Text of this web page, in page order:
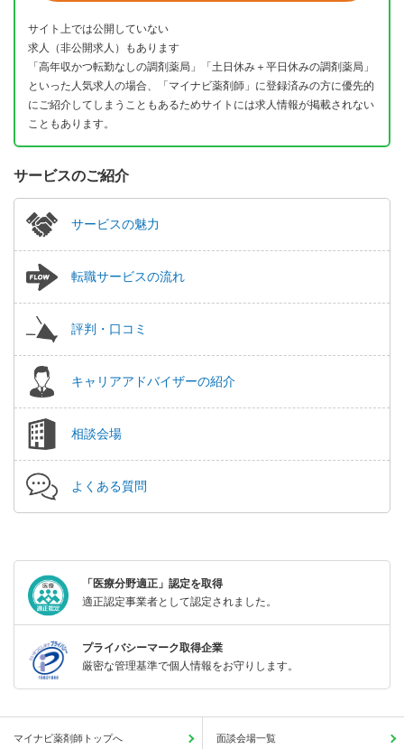
サイト上では公開していない
求人（非公開求人）もあります
「高年収かつ転勤なしの調剤薬局」「土日休み＋平日休みの調剤薬局」
といった人気求人の場合、「マイナビ薬剤師」に登録済みの方に優先的
にご紹介してしまうこともあるためサイトには求人情報が掲載されない
こともあります。
サービスのご紹介
サービスの魅力
転職サービスの流れ
評判・口コミ
キャリアアドバイザーの紹介
相談会場
よくある質問
「医療分野適正」認定を取得
適正認定事業者として認定されました。
プライバシーマーク取得企業
厳密な管理基準で個人情報をお守りします。
マイナビ薬剤師トップへ 面談会場一覧